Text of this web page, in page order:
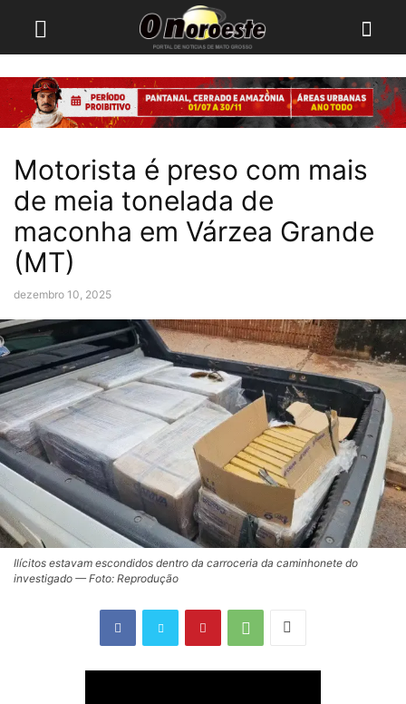
Motorista é preso com mais
de meia tonelada de
maconha em Várzea Grande
(MT)
dezembro 10, 2025
Ilícitos estavam escondidos dentro da carroceria da caminhonete do
investigado — Foto: Reprodução